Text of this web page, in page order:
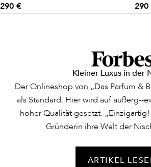
290 €
Kleiner Luxus in der
Der Onlineshop von „Das Parfum &
als Standard. Hier wird auf außerg--
hoher Qualität gesetzt.
Gründerin ihre Welt der
ARTIKEL